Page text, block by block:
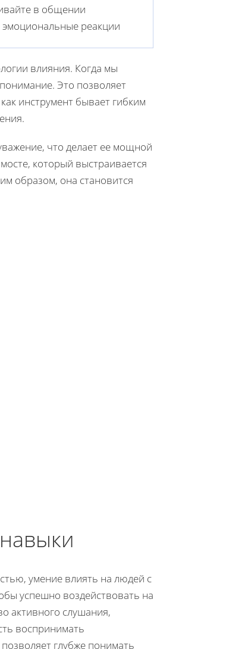
в общении
эмоциональные реакции
влияния. Когда мы
Это позволяет
инструмент бывает гибким
что делает ее мощной
который выстраивается
образом, она становится
умение влиять на людей с
успешно воздействовать на
активного слушания,
воспринимать
глубже понимать